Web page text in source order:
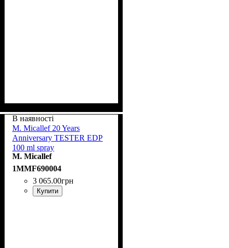
В наявності
M. Micallef 20 Years
Anniversary TESTER EDP
100 ml spray
M. Micallef
1MMF690004
3 065.00грн
Купити